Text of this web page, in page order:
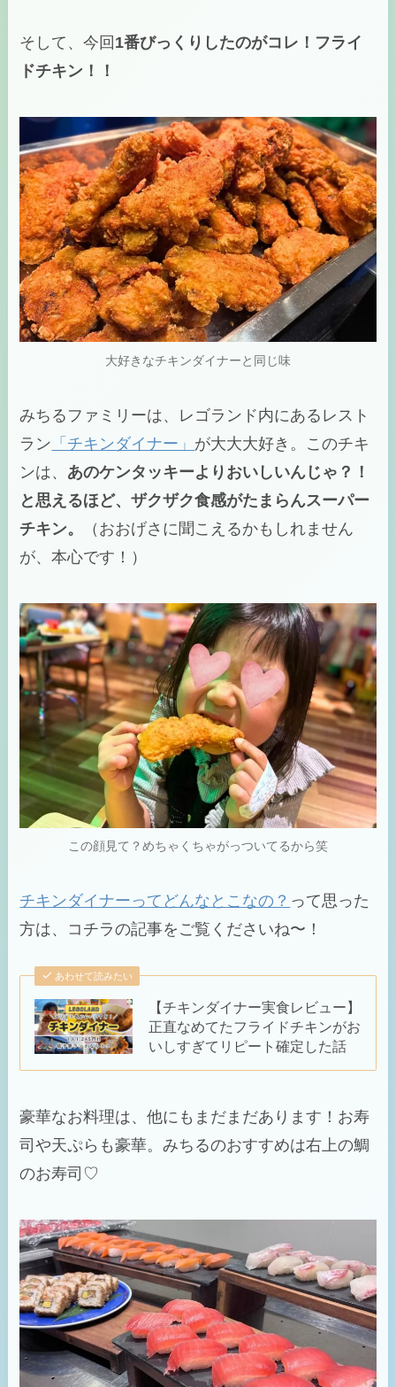
そして、今回 1番びっくりしたのがコレ！フライ
ドチキン！！
大好きなチキンダイナーと同じ味
みちるファミリーは、レゴランド内にあるレスト
ラン 「チキンダイナー」 が大大大好き。このチキ
ンは、 あのケンタッキーよりおいしいんじゃ？！
と思えるほど、ザクザク食感がたまらんスーパー
チキン。
（おおげさに聞こえるかもしれません
が、本心です！）
この顔見て？めちゃくちゃがっついてるから笑
チキンダイナーってどんなとこなの？ って思った
方は、コチラの記事をご覧くださいね〜！
あわせて読みたい
【チキンダイナー実食レビュー】
正直なめてたフライドチキンがお
いしすぎてリピート確定した話
豪華なお料理は、他にもまだまだあります！お寿
司や天ぷらも豪華。みちるのおすすめは右上の鯛
のお寿司♡